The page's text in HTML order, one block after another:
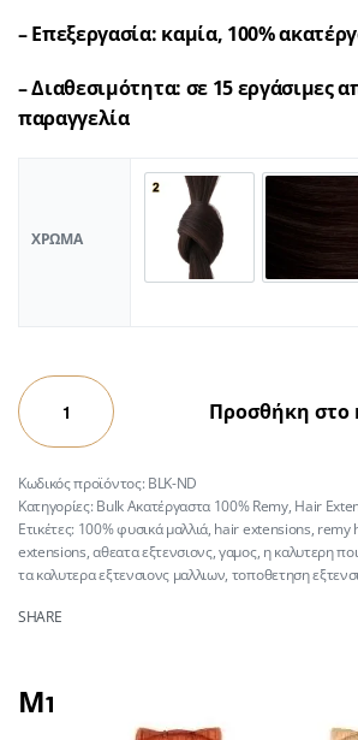
– Επεξεργασία: καμία, 100%
– Διαθεσιμότητα: σε 15 εργάσιμες
παραγγελία
ΧΡΏΜΑ
Προσθήκη στο
BLK-ND
Κατηγορίες: Bulk Ακατέργαστα 100% Remy, Hair
Ετικέτες: 100% φυσικά μαλλιά, hair extensions, remy
extensions,αθεατα εξτενσιονς,γαμος, η καλυτερη
τα καλυτερα εξτενσιονς μαλλιων, τοποθετηση
SHARE
Μπορεί να σας αρέσει